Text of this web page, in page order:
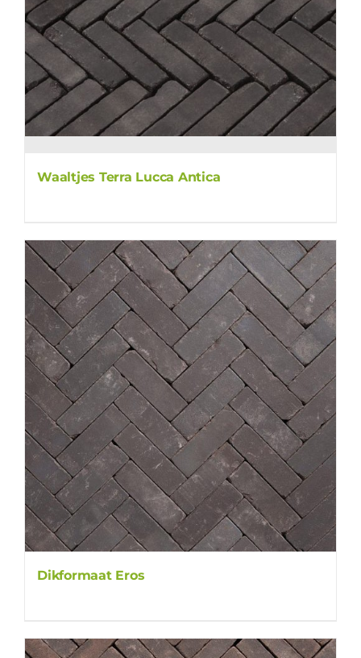
Waaltjes Terra Lucca Antica
Dikformaat Eros